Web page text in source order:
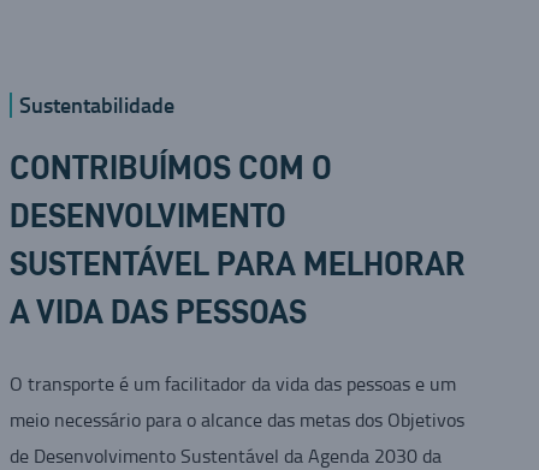
Sustentabilidade
CONTRIBUÍMOS COM O
DESENVOLVIMENTO
SUSTENTÁVEL PARA MELHORAR
A VIDA DAS PESSOAS
O transporte é um facilitador da vida das pessoas e um
meio necessário para o alcance das metas dos Objetivos
de Desenvolvimento Sustentável da Agenda 2030 da